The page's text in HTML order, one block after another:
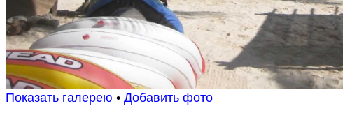
Показать галерею • Добавить фото